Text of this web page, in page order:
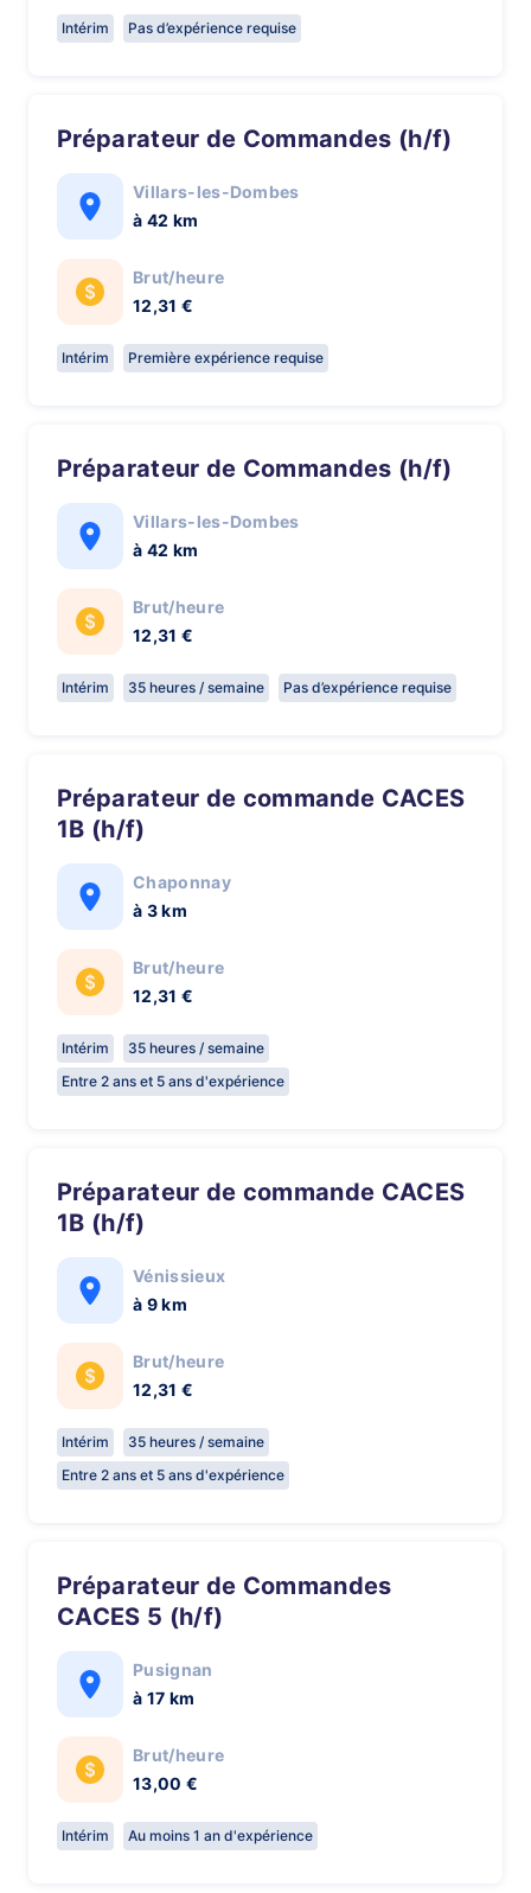
Intérim Pas d’expérience requise
Préparateur de Commandes (h/f)
Villars-les-Dombes
à 42 km
Brut/heure
12,31 €
Intérim Première expérience requise
Préparateur de Commandes (h/f)
Villars-les-Dombes
à 42 km
Brut/heure
12,31 €
Intérim 35 heures / semaine Pas d’expérience requise
Préparateur de commande CACES
1B (h/f)
Chaponnay
à 3 km
Brut/heure
12,31 €
Intérim
35 heures / semaine
Entre 2 ans et 5 ans d'expérience
Préparateur de commande CACES
1B (h/f)
Vénissieux
à 9 km
Brut/heure
12,31 €
Intérim
35 heures / semaine
Entre 2 ans et 5 ans d'expérience
Préparateur de Commandes
CACES 5 (h/f)
Pusignan
à 17 km
Brut/heure
13,00 €
Intérim Au moins 1 an d'expérience